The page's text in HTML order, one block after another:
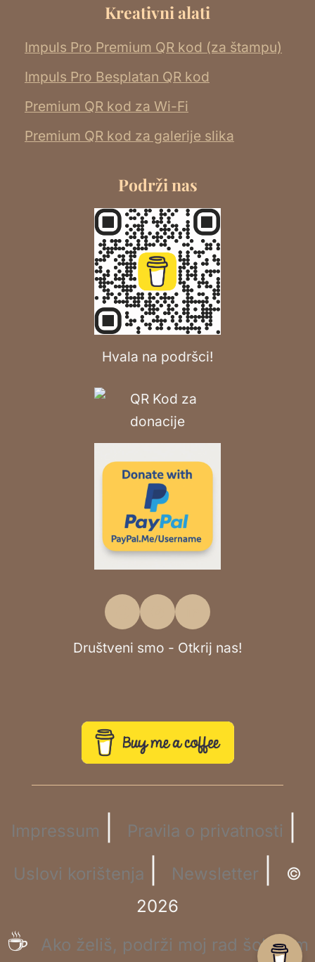
Kreativni alati
Impuls Pro Premium QR kod (za štampu)
Impuls Pro Besplatan QR kod
Premium QR kod za Wi-Fi
Premium QR kod za galerije slika
Podrži nas
Hvala na podršci!
Društveni smo - Otkrij nas!
Impressum Pravila o privatnosti
Uslovi korištenja Newsletter
©
2026
☕ Ako želiš, podrži moj rad šoljicom